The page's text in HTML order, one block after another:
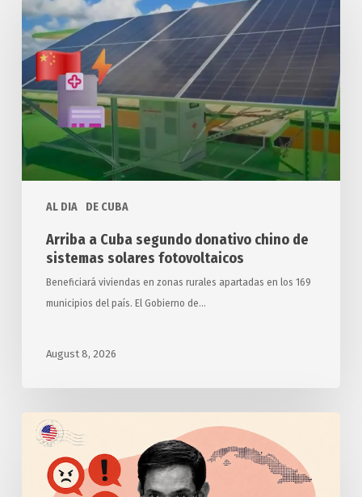
AL DIA DE CUBA
Cuba
segundo
donativo
chino
de
sistemas
solares
fotovoltaicos
Arriba a Cuba segundo donativo chino de
sistemas solares fotovoltaicos
Beneficiará viviendas en zonas rurales apartadas en los 169
municipios del país. El Gobierno de…
August 8, 2026
Anuncia
Estados
Unidos